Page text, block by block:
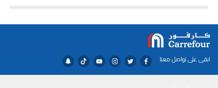
ابقى على تواصل معنا